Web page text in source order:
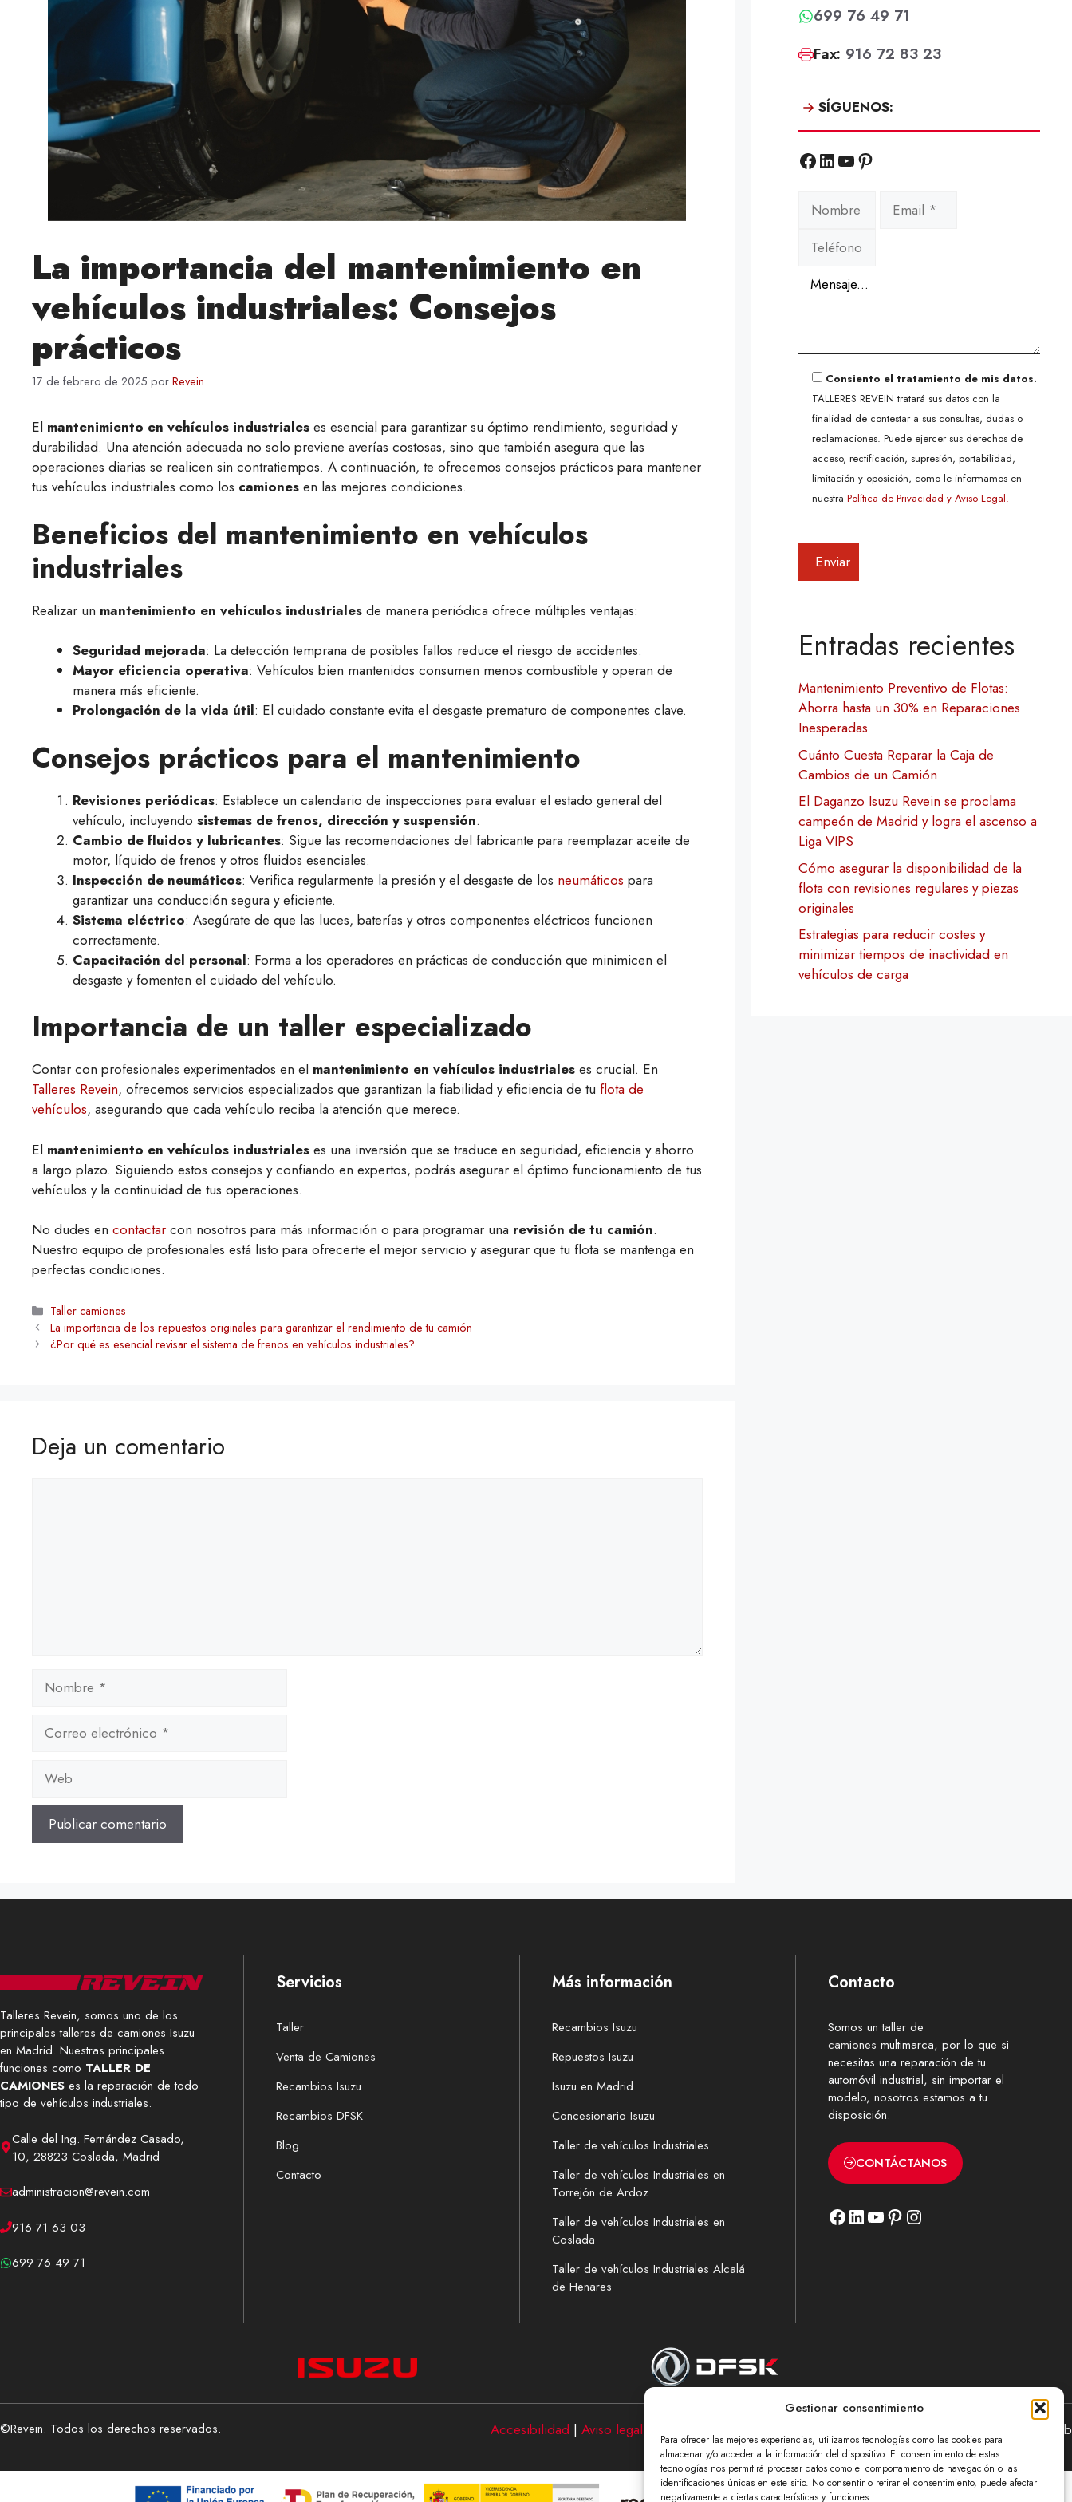
Gestionar consentimiento
Para ofrecer las mejores experiencias, utilizamos tecnologías como las cookies para
almacenar y/o acceder a la información del dispositivo. El consentimiento de estas
tecnologías nos permitirá procesar datos como el comportamiento de navegación o las
identificaciones únicas en este sitio. No consentir o retirar el consentimiento, puede afectar
negativamente a ciertas características y funciones.
La importancia del mantenimiento en
vehículos industriales: Consejos
prácticos
17 de febrero de 2025 por Revein
El mantenimiento en vehículos industriales es esencial para garantizar su óptimo rendimiento, seguridad y
durabilidad. Una atención adecuada no solo previene averías costosas, sino que también asegura que las
operaciones diarias se realicen sin contratiempos. A continuación, te ofrecemos consejos prácticos para mantener
tus vehículos industriales como los camiones en las mejores condiciones.
Beneficios del mantenimiento en vehículos
industriales
Realizar un mantenimiento en vehículos industriales de manera periódica ofrece múltiples ventajas:
Seguridad mejorada: La detección temprana de posibles fallos reduce el riesgo de accidentes.
Mayor eficiencia operativa: Vehículos bien mantenidos consumen menos combustible y operan de
manera más eficiente.
Prolongación de la vida útil: El cuidado constante evita el desgaste prematuro de componentes clave.
Consejos prácticos para el mantenimiento
Revisiones periódicas: Establece un calendario de inspecciones para evaluar el estado general del
vehículo, incluyendo sistemas de frenos, dirección y suspensión.
Cambio de fluidos y lubricantes: Sigue las recomendaciones del fabricante para reemplazar aceite de
motor, líquido de frenos y otros fluidos esenciales.
Inspección de neumáticos: Verifica regularmente la presión y el desgaste de los neumáticos para
garantizar una conducción segura y eficiente.
Sistema eléctrico: Asegúrate de que las luces, baterías y otros componentes eléctricos funcionen
correctamente.
Capacitación del personal: Forma a los operadores en prácticas de conducción que minimicen el
desgaste y fomenten el cuidado del vehículo.
Importancia de un taller especializado
Contar con profesionales experimentados en el mantenimiento en vehículos industriales es crucial. En
Talleres Revein, ofrecemos servicios especializados que garantizan la fiabilidad y eficiencia de tu flota de
vehículos, asegurando que cada vehículo reciba la atención que merece.
El mantenimiento en vehículos industriales es una inversión que se traduce en seguridad, eficiencia y ahorro
a largo plazo. Siguiendo estos consejos y confiando en expertos, podrás asegurar el óptimo funcionamiento de tus
vehículos y la continuidad de tus operaciones.
No dudes en contactar con nosotros para más información o para programar una revisión de tu camión.
Nuestro equipo de profesionales está listo para ofrecerte el mejor servicio y asegurar que tu flota se mantenga en
perfectas condiciones.
Categorías
Taller camiones
La importancia de los repuestos originales para garantizar el rendimiento de tu camión
¿Por qué es esencial revisar el sistema de frenos en vehículos industriales?
Deja un comentario
Nombre
Correo
electrónico
Web
699 76 49 71
Fax: 916 72 83 23
SÍGUENOS:
Facebook
LinkedIn
YouTube
Pinterest
Consiento el tratamiento de mis datos.
TALLERES REVEIN tratará sus datos con la
finalidad de contestar a sus consultas, dudas o
reclamaciones. Puede ejercer sus derechos de
acceso, rectificación, supresión, portabilidad,
limitación y oposición, como le informamos en
nuestra Política de Privacidad y Aviso Legal.
Entradas recientes
Mantenimiento Preventivo de Flotas:
Ahorra hasta un 30% en Reparaciones
Inesperadas
Cuánto Cuesta Reparar la Caja de
Cambios de un Camión
El Daganzo Isuzu Revein se proclama
campeón de Madrid y logra el ascenso a
Liga VIPS
Cómo asegurar la disponibilidad de la
flota con revisiones regulares y piezas
originales
Estrategias para reducir costes y
minimizar tiempos de inactividad en
vehículos de carga
Talleres Revein, somos uno de los
principales talleres de camiones Isuzu
en Madrid. Nuestras principales
funciones como TALLER DE
CAMIONES es la reparación de todo
tipo de vehículos industriales.
Calle del Ing. Fernández Casado,
10, 28823 Coslada, Madrid
administracion@revein.com
916 71 63 03
699 76 49 71
Servicios
Taller
Venta de Camiones
Recambios Isuzu
Recambios DFSK
Blog
Contacto
Más información
Recambios Isuzu
Repuestos Isuzu
Isuzu en Madrid
Concesionario Isuzu
Taller de vehículos Industriales
Taller de vehículos Industriales en
Torrejón de Ardoz
Taller de vehículos Industriales en
Coslada
Taller de vehículos Industriales Alcalá
de Henares
Contacto
Somos untaller de
camiones multimarca, por lo que si
necesitas una reparación de tu
automóvil industrial, sin importar el
modelo, nosotros estamos a tu
disposición.
CONTÁCTANOS
Facebook
LinkedIn
YouTube
Pinterest
Instagram
©Revein. Todos los derechos reservados. Accesibilidad | Aviso legal y Política de Privacidad Providersweb